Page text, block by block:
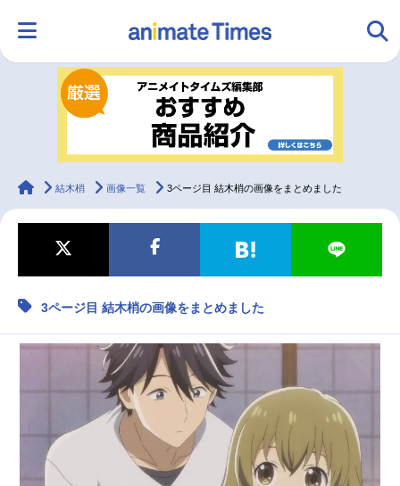
ランキング アニメ
ラジオ みんなの声
マンガ・ラノベ ゲーム・アプリ 音楽 コスプレ
配信・Vtuber トレンド
アニメ記事一覧 声優記事一覧
アニメ映画一覧 実写化映画一覧
今期アニメ曜日別一覧
animateTimes
結木梢 画像一覧 3ページ目 結木梢の画像をまとめました
3ページ目 結木梢の画像をまとめました